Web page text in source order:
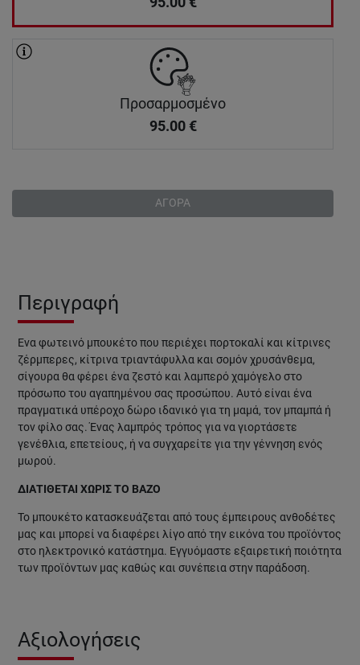
Προσαρμοσμένο
95.00 €
ΑΓΟΡΑ
Περιγραφή
Ένα φωτεινό μπουκέτο που περιέχει πορτοκαλί και κίτρινες
ζέρμπερες, κίτρινα τριαντάφυλλα και σομόν χρυσάνθεμα,
σίγουρα θα φέρει ένα ζεστό και λαμπερό χαμόγελο στο
πρόσωπο του αγαπημένου σας προσώπου. Αυτό είναι ένα
πραγματικά υπέροχο δώρο ιδανικό για τη μαμά, τον μπαμπά ή
τον φίλο σας. Ένας λαμπρός τρόπος για να γιορτάσετε
γενέθλια, επετείους, ή να συγχαρείτε για την γέννηση ενός
μωρού.
ΔΙΑΤΙΘΕΤΑΙ ΧΩΡΙΣ ΤΟ ΒΑΖΟ
Το μπουκέτο κατασκευάζεται από τους έμπειρους ανθοδέτες
μας και μπορεί να διαφέρει λίγο από την εικόνα του προϊόντος
στο ηλεκτρονικό κατάστημα. Εγγυόμαστε εξαιρετική ποιότητα
των προϊόντων μας καθώς και συνέπεια στην παράδοση.
Αξιολογήσεις